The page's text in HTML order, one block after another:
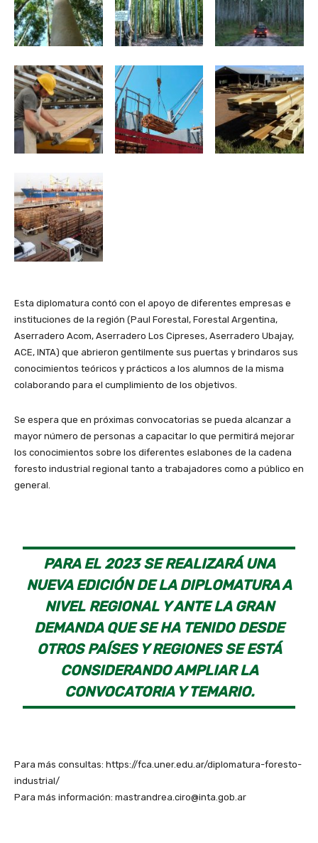
Esta diplomatura contó con el apoyo de diferentes empresas e
instituciones de la región (Paul Forestal, Forestal Argentina,
Aserradero Acom, Aserradero Los Cipreses, Aserradero Ubajay,
ACE, INTA) que abrieron gentilmente sus puertas y brindaros sus
conocimientos teóricos y prácticos a los alumnos de la misma
colaborando para el cumplimiento de los objetivos.
Se espera que en próximas convocatorias se pueda alcanzar a
mayor número de personas a capacitar lo que permitirá mejorar
los conocimientos sobre los diferentes eslabones de la cadena
foresto industrial regional tanto a trabajadores como a público en
general.
PARA EL 2023 SE REALIZARÁ UNA
NUEVA EDICIÓN DE LA DIPLOMATURA A
NIVEL REGIONAL Y ANTE LA GRAN
DEMANDA QUE SE HA TENIDO DESDE
OTROS PAÍSES Y REGIONES SE ESTÁ
CONSIDERANDO AMPLIAR LA
CONVOCATORIA Y TEMARIO.
Para más consultas: https://fca.uner.edu.ar/diplomatura-foresto-
industrial/
Para más información: mastrandrea.ciro@inta.gob.ar